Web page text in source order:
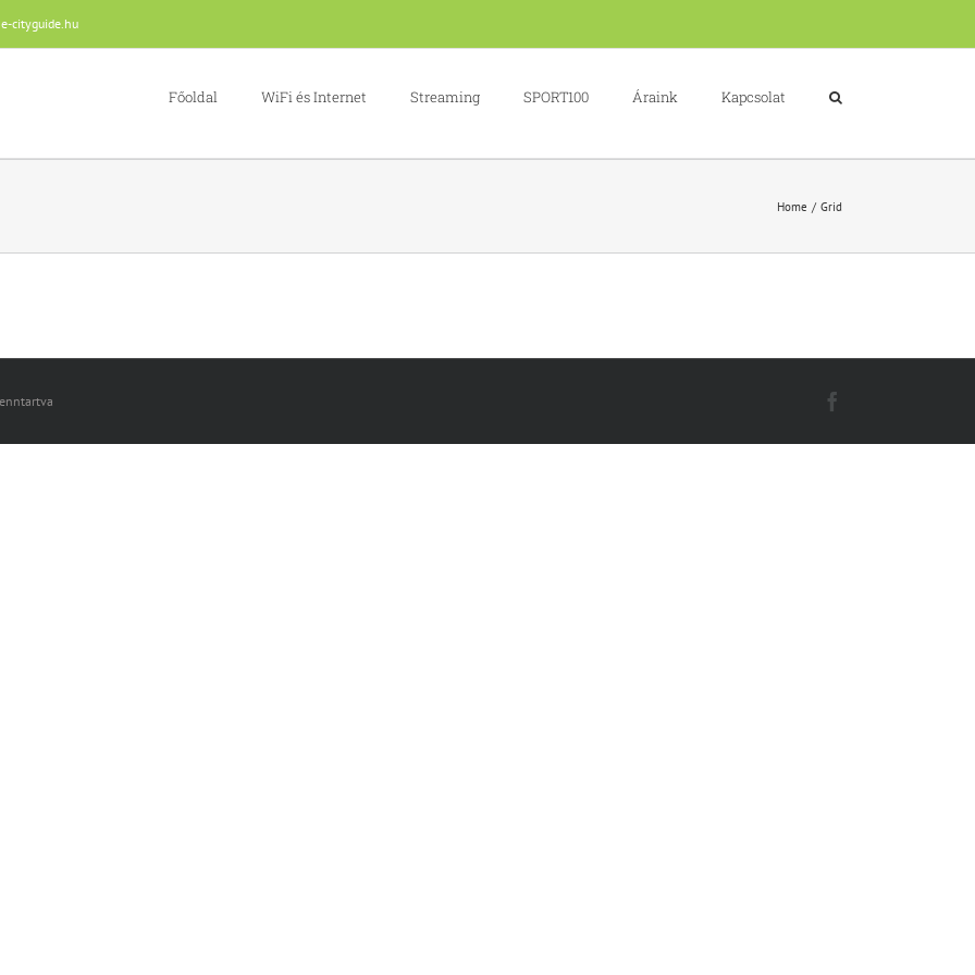
cityguide.hu
Főoldal WiFi és Internet Streaming SPORT100 Áraink Kapcsolat
Home Grid